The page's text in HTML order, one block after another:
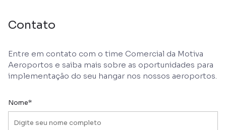
Contato
Entre em contato com o time Comercial da Motiva
Aeroportos e saiba mais sobre as oportunidades para
implementação do seu hangar nos nossos aeroportos.​
Nome*